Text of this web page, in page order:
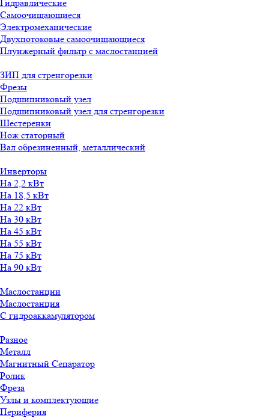
Гидравлические
Самоочищающиеся
Электромеханические
Двухпотоковые самоочищающиеся
Плунжерный фильтр с маслостанцией
ЗИП для стренгорезки
Фрезы
Подшипниковый узел
Подшипниковый узел для стренгорезки
Шестеренки
Нож статорный
Вал обрезиненный, металлический
Инверторы
На 2,2 кВт
На 18,5 кВт
На 22 кВт
На 30 кВт
На 45 кВт
На 55 кВт
На 75 кВт
На 90 кВт
Маслостанции
Маслостанция
С гидроаккамулятором
Разное
Металл
Магнитный Сепаратор
Ролик
Фреза
Узлы и комплектующие
Периферия